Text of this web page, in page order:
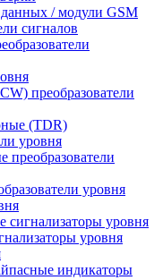
/ модули GSM
сигналов
преобразователи
(TDR)
уровня
преобразователи
уровня
сигнализаторы уровня
уровня
индикаторы